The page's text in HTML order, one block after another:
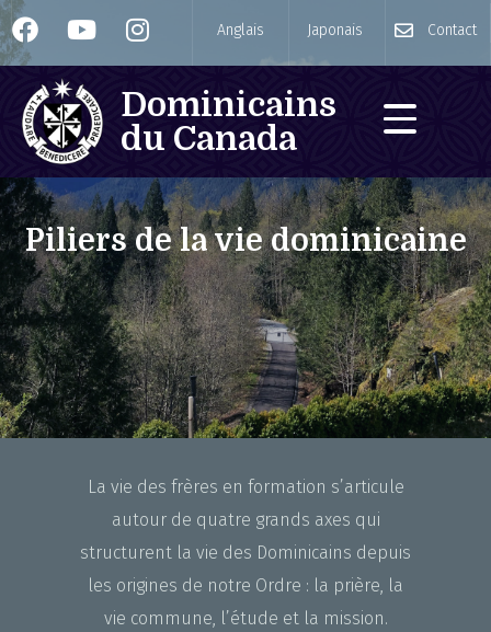
Anglais Japonais Contact
Dominicains
du Canada
Piliers de la vie dominicaine
La vie des frères en formation s’articule
autour de quatre grands axes qui
structurent la vie des Dominicains depuis
les origines de notre Ordre : la prière, la
vie commune, l’étude et la mission.